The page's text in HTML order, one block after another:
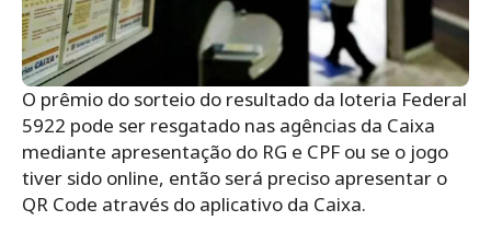
O prêmio do sorteio do resultado da loteria Federal
5922 pode ser resgatado nas agências da Caixa
mediante apresentação do RG e CPF ou se o jogo
tiver sido online, então será preciso apresentar o
QR Code através do aplicativo da Caixa.